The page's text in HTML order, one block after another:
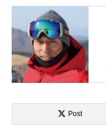
Post